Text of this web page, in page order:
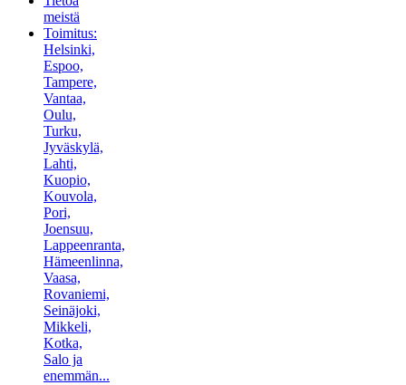
meistä
Toimitus:
Helsinki,
Espoo,
Tampere,
Vantaa,
Oulu,
Turku,
Jyväskylä,
Lahti,
Kuopio,
Kouvola,
Pori,
Joensuu,
Lappeenranta,
Hämeenlinna,
Vaasa,
Rovaniemi,
Seinäjoki,
Mikkeli,
Kotka,
Salo ja
enemmän...